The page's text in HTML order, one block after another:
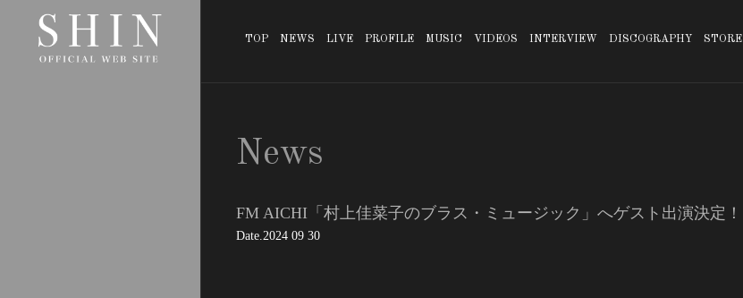
TOP NEWS LIVE PROFILE MUSIC VIDEOS INTERVIEW DISCOGRAPHY STORE
News
FM AICHI「村上佳菜子のブラス・ミュージック」へゲスト出演決定！
Date 2024 09 30